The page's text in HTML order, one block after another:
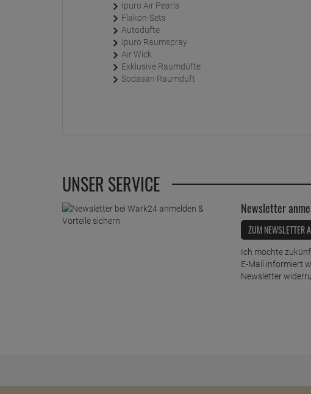
Ipuro Air Pearls
Flakon-Sets
Autodüfte
Ipuro Raumspray
Air Wick
Exklusive Raumdüfte
Sodasan Raumduft
UNSER SERVICE
Newsletter
ZUM NEWSLETTER
Ich möchte
E-Mail informiert
Newsletter